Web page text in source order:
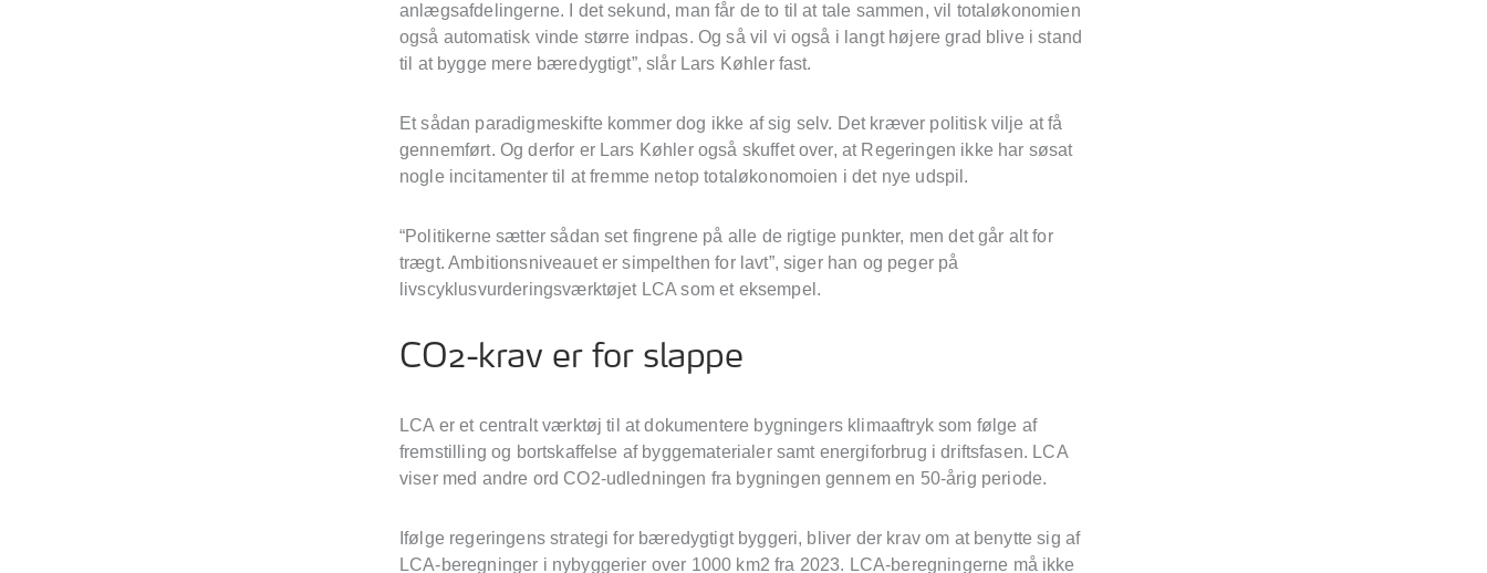
anlægsafdelingerne. I det sekund, man får de to til at tale sammen, vil totaløkonomien
også automatisk vinde større indpas. Og så vil vi også i langt højere grad blive i stand
til at bygge mere bæredygtigt”, slår Lars Køhler fast.
Et sådan paradigmeskifte kommer dog ikke af sig selv. Det kræver politisk vilje at få
gennemført. Og derfor er Lars Køhler også skuffet over, at Regeringen ikke har søsat
nogle incitamenter til at fremme netop totaløkonomoien i det nye udspil.
“Politikerne sætter sådan set fingrene på alle de rigtige punkter, men det går alt for
trægt. Ambitionsniveauet er simpelthen for lavt”, siger han og peger på
livscyklusvurderingsværktøjet LCA som et eksempel.
CO2-krav er for slappe
LCA er et centralt værktøj til at dokumentere bygningers klimaaftryk som følge af
fremstilling og bortskaffelse af byggematerialer samt energiforbrug i driftsfasen. LCA
viser med andre ord CO2-udledningen fra bygningen gennem en 50-årig periode.
Ifølge regeringens strategi for bæredygtigt byggeri, bliver der krav om at benytte sig af
LCA-beregninger i nybyggerier over 1000 km2 fra 2023. LCA-beregningerne må ikke